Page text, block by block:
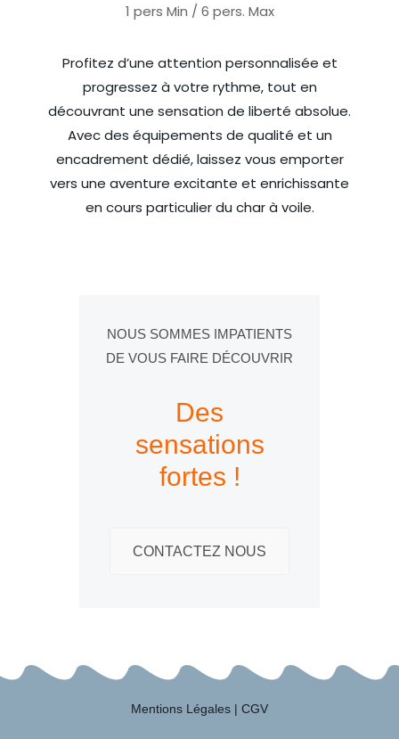
1 pers Min / 6 pers. Max
Profitez d’une attention personnalisée et
progressez à votre rythme, tout en
découvrant une sensation de liberté absolue.
Avec des équipements de qualité et un
encadrement dédié, laissez vous emporter
vers une aventure excitante et enrichissante
en cours particulier du char à voile.
NOUS SOMMES IMPATIENTS
DE VOUS FAIRE DÉCOUVRIR
Des
sensations
fortes !
CONTACTEZ NOUS
Mentions Légales | CGV